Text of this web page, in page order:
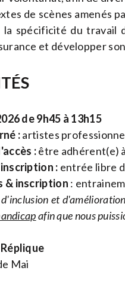
de scènes amenés
la spécificité du travail
et développer
de 9h45 à 13h15
:artistes
:être adhérent(e)
: entrée libre
& inscription :
d'inclusion et
afin que nous
Mai